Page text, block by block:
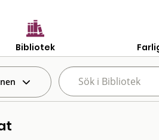
Bibliotek